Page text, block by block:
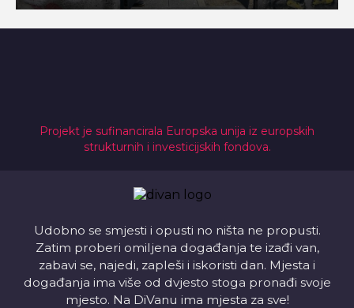
Projekt je sufinancirala Europska unija iz europskih
strukturnih i investicijskih fondova.
Udobno se smjesti i opusti no ništa ne propusti.
Zatim proberi omiljena događanja te izađi van,
zabavi se, najedi, zapleši i iskoristi dan. Mjesta i
događanja ima više od dvjesto stoga pronađi svoje
mjesto. Na DiVanu ima mjesta za sve!